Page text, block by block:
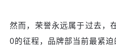
然而，荣誉永远属于过去，
0的征程，品牌部当前最紧迫